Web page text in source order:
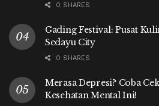
0 SHARES
Gading Festival: Pusat
Sedayu City
0 SHARES
Merasa Depresi? Coba
Kesehatan Mental Ini!